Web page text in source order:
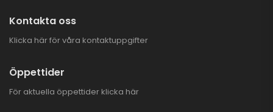
Kontakta oss
Klicka här för våra kontaktuppgifter
Öppettider
För aktuella öppettider klicka här